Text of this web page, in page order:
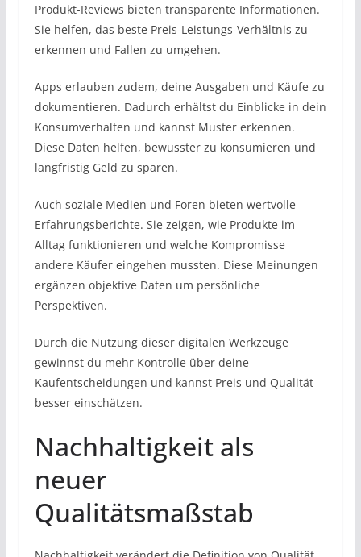
Produkt-Reviews bieten transparente Informationen.
Sie helfen, das beste Preis-Leistungs-Verhältnis zu
erkennen und Fallen zu umgehen.
Apps erlauben zudem, deine Ausgaben und Käufe zu
dokumentieren. Dadurch erhältst du Einblicke in dein
Konsumverhalten und kannst Muster erkennen.
Diese Daten helfen, bewusster zu konsumieren und
langfristig Geld zu sparen.
Auch soziale Medien und Foren bieten wertvolle
Erfahrungsberichte. Sie zeigen, wie Produkte im
Alltag funktionieren und welche Kompromisse
andere Käufer eingehen mussten. Diese Meinungen
ergänzen objektive Daten um persönliche
Perspektiven.
Durch die Nutzung dieser digitalen Werkzeuge
gewinnst du mehr Kontrolle über deine
Kaufentscheidungen und kannst Preis und Qualität
besser einschätzen.
Nachhaltigkeit als
neuer
Qualitätsmaßstab